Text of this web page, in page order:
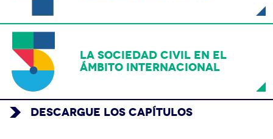
LA SOCIEDAD CIVIL EN EL
ÁMBITO INTERNACIONAL
DESCARGUE LOS CAPÍTULOS